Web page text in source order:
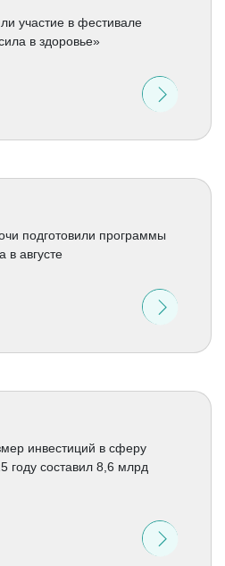
участие в фестивале
в здоровье»
подготовили программы
в августе
инвестиций в сферу
году составил 8,6 млрд